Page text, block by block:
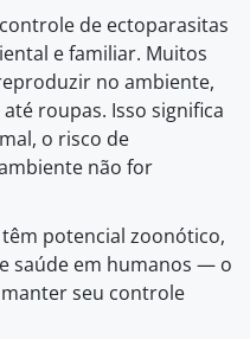
de ectoparasitas
e familiar. Muitos
no ambiente,
roupas. Isso significa
o risco de
não for
potencial zoonótico,
saúde em humanos — o
seu controle